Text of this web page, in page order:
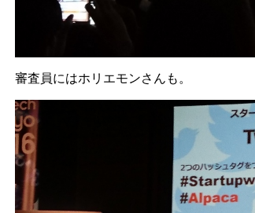
審査員にはホリエモンさんも。